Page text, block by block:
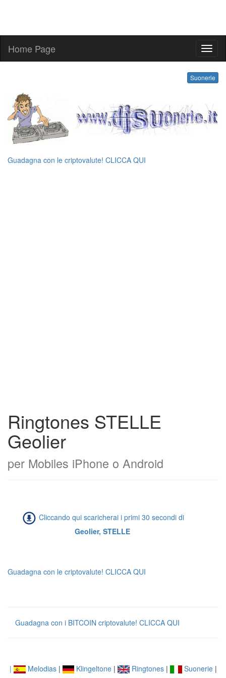
Home Page
Suonerie
Guadagna con le criptovalute! CLICCA QUI
Ringtones STELLE
Geolier
per Mobiles iPhone o Android
Cliccando qui scaricherai i primi 30 secondi di
Geolier, STELLE
Guadagna con le criptovalute! CLICCA QUI
Guadagna con i BITCOIN criptovalute! CLICCA QUI
| Melodias| Klingeltone| Ringtones| Suonerie|